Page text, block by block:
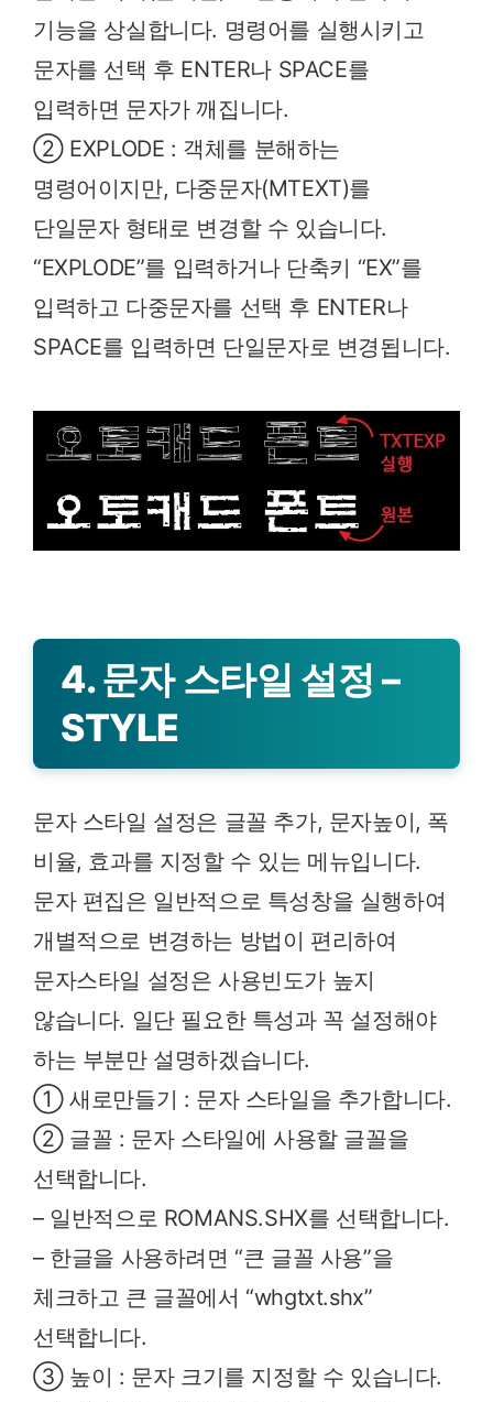
기능을 상실합니다. 명령어를 실행시키고
문자를 선택 후 ENTER나 SPACE를
입력하면 문자가 깨집니다.
② EXPLODE : 객체를 분해하는
명령어이지만, 다중문자(MTEXT)를
단일문자 형태로 변경할 수 있습니다.
“EXPLODE”를 입력하거나 단축키 “EX”를
입력하고 다중문자를 선택 후 ENTER나
SPACE를 입력하면 단일문자로 변경됩니다.
4. 문자 스타일 설정 –
STYLE
문자 스타일 설정은 글꼴 추가, 문자높이, 폭
비율, 효과를 지정할 수 있는 메뉴입니다.
문자 편집은 일반적으로 특성창을 실행하여
개별적으로 변경하는 방법이 편리하여
문자스타일 설정은 사용빈도가 높지
않습니다. 일단 필요한 특성과 꼭 설정해야
하는 부분만 설명하겠습니다.
① 새로만들기 : 문자 스타일을 추가합니다.
② 글꼴 : 문자 스타일에 사용할 글꼴을
선택합니다.
– 일반적으로 ROMANS.SHX를 선택합니다.
– 한글을 사용하려면 “큰 글꼴 사용”을
체크하고 큰 글꼴에서 “whgtxt.shx”
선택합니다.
③ 높이 : 문자 크기를 지정할 수 있습니다.